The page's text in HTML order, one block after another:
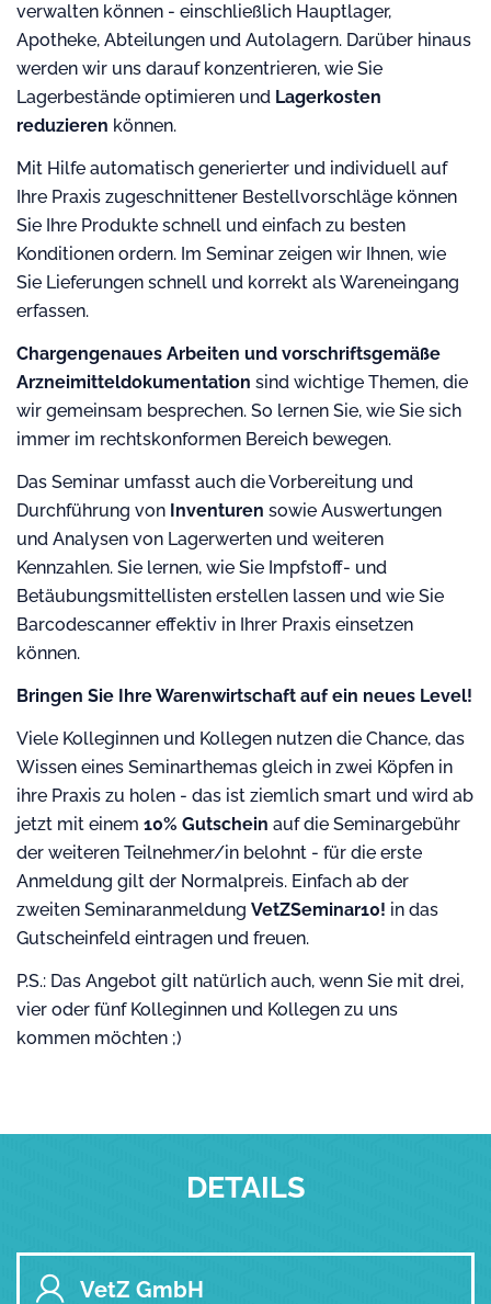
verwalten können - einschließlich Hauptlager,
Apotheke, Abteilungen und Autolagern. Darüber hinaus
werden wir uns darauf konzentrieren, wie Sie
Lagerbestände optimieren und Lagerkosten
reduzieren können.
Mit Hilfe automatisch generierter und individuell auf
Ihre Praxis zugeschnittener Bestellvorschläge können
Sie Ihre Produkte schnell und einfach zu besten
Konditionen ordern. Im Seminar zeigen wir Ihnen, wie
Sie Lieferungen schnell und korrekt als Wareneingang
erfassen.
Chargengenaues Arbeiten und vorschriftsgemäße
Arzneimitteldokumentation sind wichtige Themen, die
wir gemeinsam besprechen. So lernen Sie, wie Sie sich
immer im rechtskonformen Bereich bewegen.
Das Seminar umfasst auch die Vorbereitung und
Durchführung von Inventuren sowie Auswertungen
und Analysen von Lagerwerten und weiteren
Kennzahlen. Sie lernen, wie Sie Impfstoff- und
Betäubungsmittellisten erstellen lassen und wie Sie
Barcodescanner effektiv in Ihrer Praxis einsetzen
können.
Bringen Sie Ihre Warenwirtschaft auf ein neues Level!
Viele Kolleginnen und Kollegen nutzen die Chance, das
Wissen eines Seminarthemas gleich in zwei Köpfen in
ihre Praxis zu holen - das ist ziemlich smart und wird ab
jetzt mit einem 10% Gutschein auf die Seminargebühr
der weiteren Teilnehmer/in belohnt - für die erste
Anmeldung gilt der Normalpreis. Einfach ab der
zweiten Seminaranmeldung VetZSeminar10! in das
Gutscheinfeld eintragen und freuen.
P.S.: Das Angebot gilt natürlich auch, wenn Sie mit drei,
vier oder fünf Kolleginnen und Kollegen zu uns
kommen möchten ;)
DETAILS
VetZ GmbH